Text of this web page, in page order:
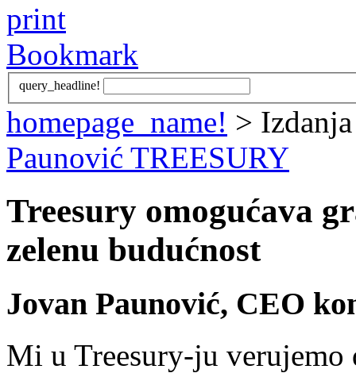
print
Bookmark
query_headline!
homepage_name! >
Paunović TREESURY
Treesury omogućava
zelenu budućnost
Jovan Paunović, CEO
Mi u Treesury-ju verujemo